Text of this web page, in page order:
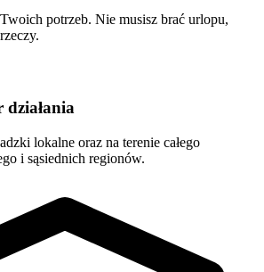
potrzeb. Nie musisz brać urlopu,
działania
lokalne oraz na terenie całego
i sąsiednich regionów.